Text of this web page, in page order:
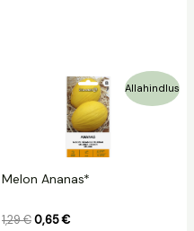
Allahindlus
Melon Ananas*
1,29€
1,29 €.
0,65€
Praegune
hind
on:
0,65 €.